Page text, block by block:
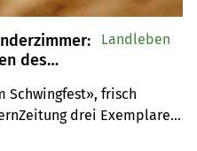
des
Schwingfest», frisch
drei Exemplare.
Landleben